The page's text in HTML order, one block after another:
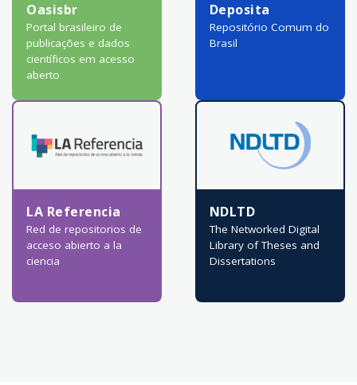
Oasisbr
Portal brasileiro de
publicações e dados
científicos em acesso
aberto
Deposita
Repositório Comum do
Brasil
LA Referencia
Red de repositorios de
acceso abierto a la
ciencia
NDLTD
The Networked Digital
Library of Theses and
Dissertations